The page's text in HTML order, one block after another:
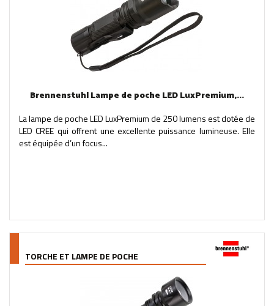
Brennenstuhl Lampe de poche LED LuxPremium,...
La lampe de poche LED LuxPremium de 250 lumens est dotée de
LED CREE qui offrent une excellente puissance lumineuse. Elle
est équipée d’un focus...
TORCHE ET LAMPE DE POCHE